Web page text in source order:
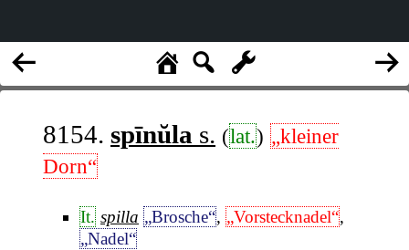
8154. spīnŭla s. (lat.) „kleiner
Dorn“
It. spilla „Brosche“, „Vorstecknadel“,
„Nadel“